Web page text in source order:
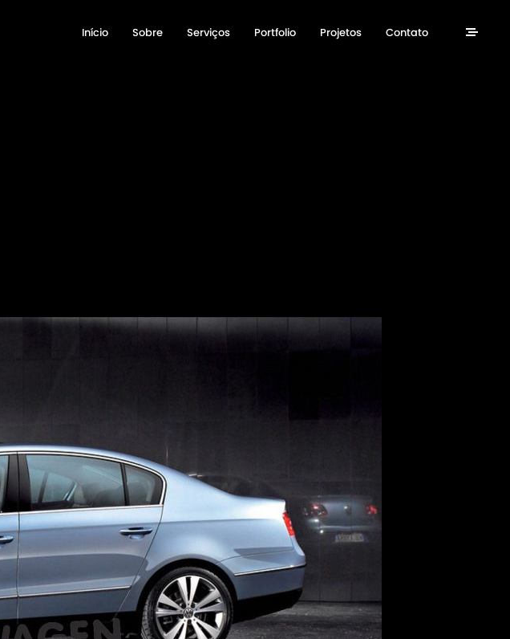
Início Sobre Serviços Portfolio Projetos Contato